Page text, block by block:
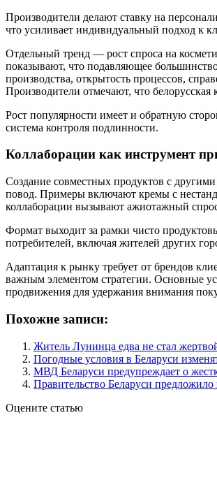
Производители делают ставку на
что усиливает индивидуальный подход к
Отдельный тренд — рост спроса на
показывают, что подавляющее
производства, открытость процессов,
Производители отмечают, что
Рост популярности имеет и обратную
система контроля подлинности.
Коллаборации как инструмент
Создание совместных продуктов с
повод. Примеры включают кремы с
коллаборации вызывают ажиотажный спрос,
Формат выходит за рамки чисто
потребителей, включая жителей других
Адаптация к рынку требует от брендов
важным элементом стратегии. Основные
продвижения для удержания внимания
Похожие записи:
Житель Лунинца едва не стал
Погодные условия в Беларуси
МВД Беларуси предупреждает о
Правительство Беларуси
Оцените статью